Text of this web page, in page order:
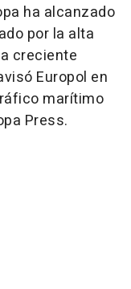
ha alcanzado
por la alta
creciente
Europol en
marítimo
Press.